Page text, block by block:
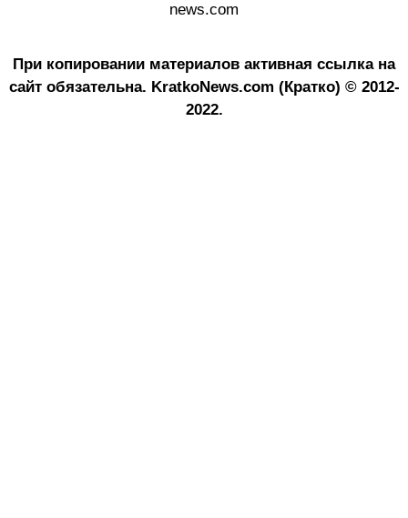
news.com
При копировании материалов активная ссылка на
сайт обязательна. KratkoNews.com (Кратко) © 2012-
2022.